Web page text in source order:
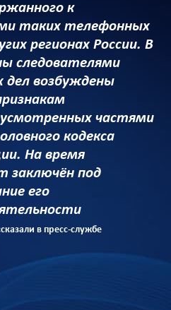
к
таких телефонных
регионах России. В
следователями
дел возбуждены
частями
кодекса
На время
заключён под
его
в пресс-службе